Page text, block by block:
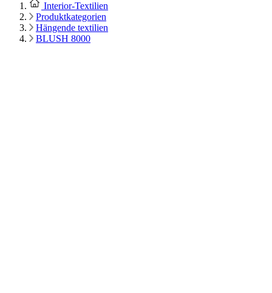
Interior‑Textilien
Produktkategorien
Hängende textilien
BLUSH 8000